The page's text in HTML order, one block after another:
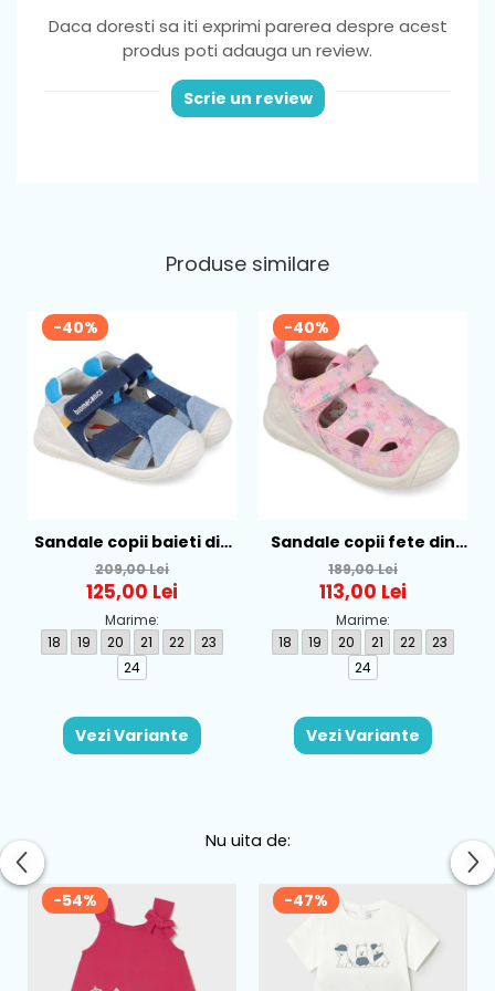
Material: textil
Greutate: foarte usori ,potriviti pentru
picior normal sau lat
: din cauciuc, ce ofera protectie
Daca doresti sa iti exprimi parerea despre acest
produs poti adauga un review.
Scrie un review
Produse similare
-40%
Sandale copii baieti din
textil Biomecanics,
Albastru - 262186-A008
209,00 Lei
125,00 Lei
Marime:
18
19 20 21 22
23
24
Vezi Variante
-40%
Sandale copii fete din
textil Biomecanics, Roz -
262177-A032
189,00 Lei
113,00 Lei
Marime:
18
19 20 21 22
23
24
Vezi Variante
Nu uita de:
-54% -47%